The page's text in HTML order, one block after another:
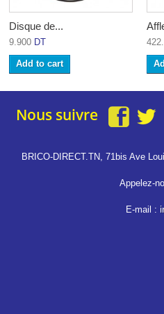
Disque de...
9.900 DT
Add to cart
Nous suivre
BRICO-DIRECT.TN, 71bis Ave
Appelez-
E-mail :